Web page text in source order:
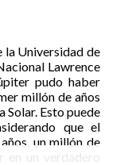
la Universidad de
Lawrence
pudo haber
millón de años
Solar. Esto puede
que el
un millón de
en un verdadero